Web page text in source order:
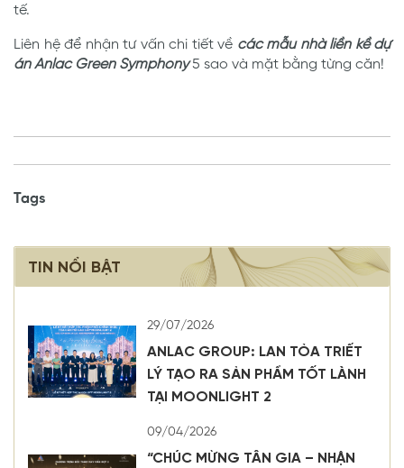
tế.
Liên hệ để nhận tư vấn chi tiết về các mẫu nhà liền kề dự
án Anlac Green Symphony5 sao và mặt bằng từng căn!
Tags
TIN NỔI BẬT
29/07/2026
ANLAC GROUP: LAN TỎA TRIẾT
LÝ TẠO RA SẢN PHẨM TỐT LÀNH
TẠI MOONLIGHT 2
09/04/2026
“CHÚC MỪNG TÂN GIA – NHẬN